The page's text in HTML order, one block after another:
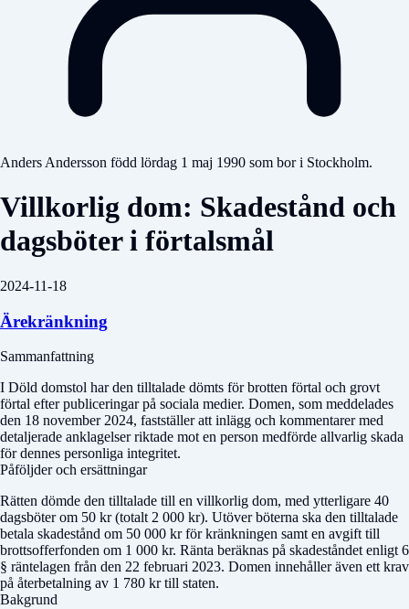
Anders Andersson född lördag 1 maj 1990 som bor i Stockholm.
Villkorlig dom: Skadestånd och
dagsböter i förtalsmål
2024-11-18
Ärekränkning
Sammanfattning
I Döld domstol har den tilltalade dömts för brotten förtal och grovt
förtal efter publiceringar på sociala medier. Domen, som meddelades
den 18 november 2024, fastställer att inlägg och kommentarer med
detaljerade anklagelser riktade mot en person medförde allvarlig skada
för dennes personliga integritet.
Påföljder och ersättningar
Rätten dömde den tilltalade till en villkorlig dom, med ytterligare 40
dagsböter om 50 kr (totalt 2 000 kr). Utöver böterna ska den tilltalade
betala skadestånd om 50 000 kr för kränkningen samt en avgift till
brottsofferfonden om 1 000 kr. Ränta beräknas på skadeståndet enligt 6
§ räntelagen från den 22 februari 2023. Domen innehåller även ett krav
på återbetalning av 1 780 kr till staten.
Bakgrund